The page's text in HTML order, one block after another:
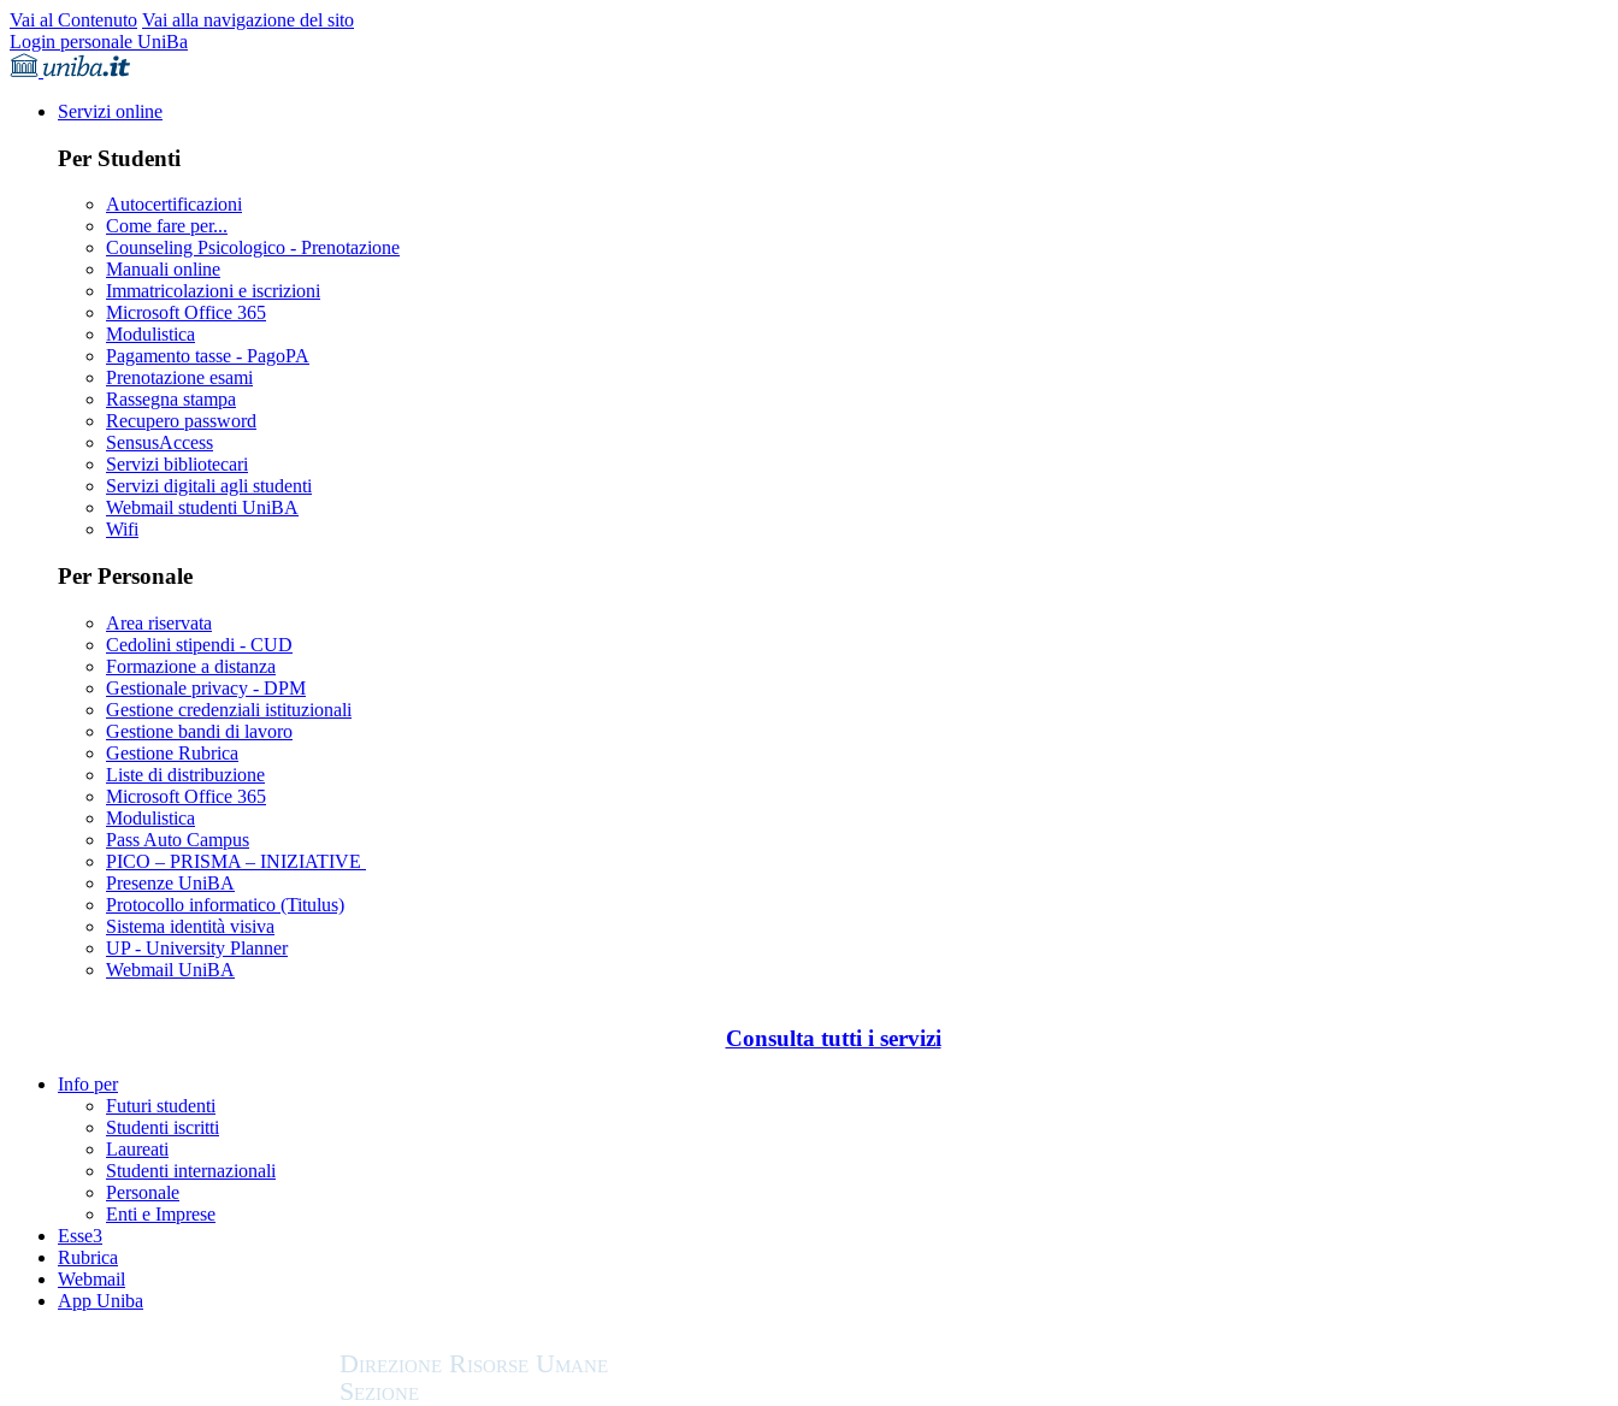
Vai al Contenuto Vai alla navigazione del sito
Login personale UniBa
Servizi online
Per Studenti
Autocertificazioni
Come fare per...
Counseling Psicologico - Prenotazione
Manuali online
Immatricolazioni e iscrizioni
Microsoft Office 365
Modulistica
Pagamento tasse - PagoPA
Prenotazione esami
Rassegna stampa
Recupero password
SensusAccess
Servizi bibliotecari
Servizi digitali agli studenti
Webmail studenti UniBA
Wifi
Per Personale
Area riservata
Cedolini stipendi - CUD
Formazione a distanza
Gestionale privacy - DPM
Gestione credenziali istituzionali
Gestione bandi di lavoro
Gestione Rubrica
Liste di distribuzione
Microsoft Office 365
Modulistica
Pass Auto Campus
PICO – PRISMA – INIZIATIVE
Presenze UniBA
Protocollo informatico (Titulus)
Sistema identità visiva
UP - University Planner
Webmail UniBA
Consulta tutti i servizi
Info per
Futuri studenti
Studenti iscritti
Laureati
Studenti internazionali
Personale
Enti e Imprese
Esse3
Rubrica
Webmail
App Uniba